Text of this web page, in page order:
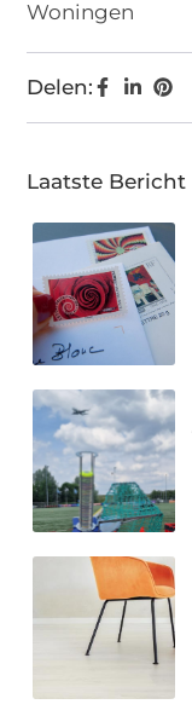
Woningen
Delen:
Laatste Bericht